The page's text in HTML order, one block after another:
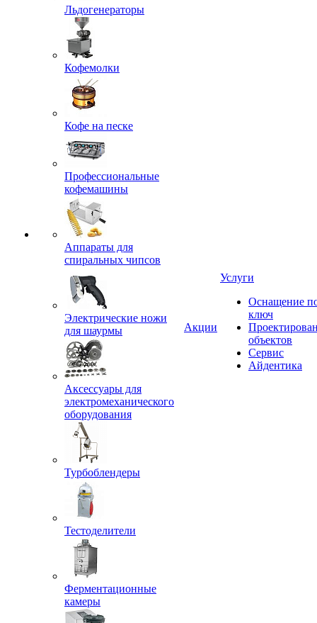
Льдогенераторы
Кофемолки
Кофе на песке
Профессиональные
кофемашины
Аппараты для
спиральных чипсов
Электрические ножи
для шаурмы
Аксессуары для
электромеханического
оборудования
Турбоблендеры
Тестоделители
Ферментационные
камеры
Акции
Услуги
Оснащение
ключ
объектов
Сервис
Айдентика